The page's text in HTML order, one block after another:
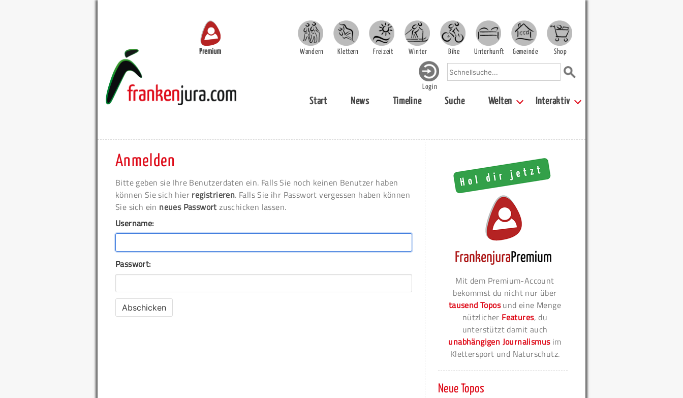
Premium Wandern Klettern Freizeit Winter Bike Unterkunft Gemeinde Shop
Login
Start News Timeline Suche Welten Interaktiv
Anmelden
Bitte geben sie Ihre Benutzerdaten ein. Falls Sie noch keinen Benutzer haben
können Sie sich hier registrieren. Falls Sie ihr Passwort vergessen haben können
Sie sich ein neues Passwort zuschicken lassen.
Username:
Passwort:
Mit dem Premium-Account
bekommst du nicht nur über
tausend Toposund eine Menge
nützlicher Features, du
unterstützt damit auch
unabhängigen Journalismusim
Klettersport und Naturschutz.
Neue Topos